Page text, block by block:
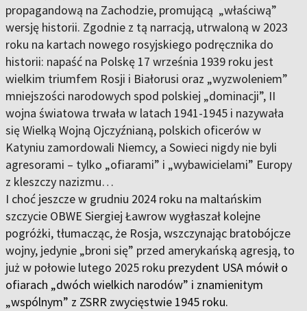
propagandową na Zachodzie, promującą „właściwą”
wersję historii. Zgodnie z tą narracją, utrwaloną w 2023
roku na kartach nowego rosyjskiego podręcznika do
historii: napaść na Polskę 17 września 1939 roku jest
wielkim triumfem Rosji i Białorusi oraz „wyzwoleniem”
mniejszości narodowych spod polskiej „dominacji”, II
wojna światowa trwała w latach 1941-1945 i nazywała
się Wielką Wojną Ojczyźnianą, polskich oficerów w
Katyniu zamordowali Niemcy, a Sowieci nigdy nie byli
agresorami – tylko „ofiarami” i „wybawicielami” Europy
z kleszczy nazizmu…
I choć jeszcze w grudniu 2024 roku na maltańskim
szczycie OBWE Siergiej Ławrow wygłaszał kolejne
pogróżki, tłumacząc, że Rosja, wszczynając bratobójcze
wojny, jedynie „broni się” przed amerykańską agresją, to
już w połowie lutego 2025 roku prezydent USA mówił o
ofiarach „dwóch wielkich narodów” i znamienitym
„wspólnym” z ZSRR zwycięstwie 1945 roku.